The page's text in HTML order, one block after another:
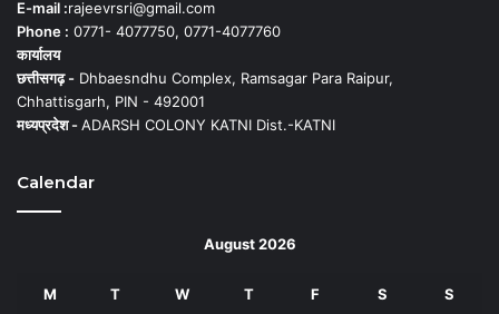
E-mail :rajeevrsri@gmail.com
Phone : 0771- 4077750, 0771-4077760
कार्यालय
छत्तीसगढ़ - Dhbaesndhu Complex, Ramsagar Para Raipur,
Chhattisgarh, PIN - 492001
मध्यप्रदेश -ADARSH COLONY KATNI Dist.-KATNI
Calendar
August 2026
M T W T F S S